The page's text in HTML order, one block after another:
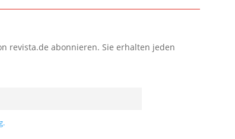
revista.de abonnieren. Sie erhalten jeden